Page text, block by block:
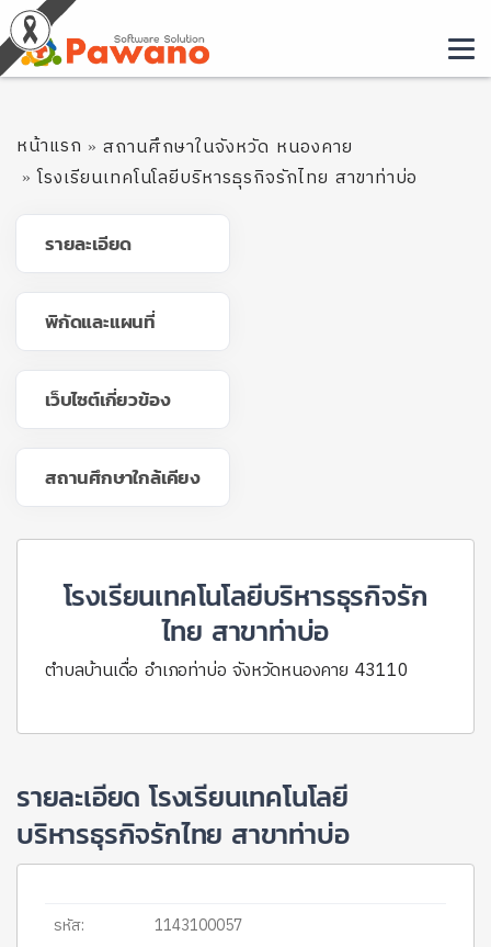
หน้าแรก
สถานศึกษาในจังหวัด หนองคาย
โรงเรียนเทคโนโลยีบริหารธุรกิจรักไทย สาขาท่าบ่อ
รายละเอียด
พิกัดและแผนที่
เว็บไซต์เกี่ยวข้อง
สถานศึกษาใกล้เคียง
โรงเรียนเทคโนโลยีบริหารธุรกิจรัก
ไทย สาขาท่าบ่อ
ตำบลบ้านเดื่อ อำเภอท่าบ่อ จังหวัดหนองคาย 43110
รายละเอียด โรงเรียนเทคโนโลยี
บริหารธุรกิจรักไทย สาขาท่าบ่อ
รหัส:
1143100057